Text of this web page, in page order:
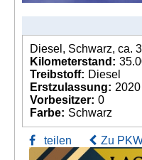
Diesel, Schwarz, ca.
Kilometerstand:
Treibstoff: Diesel
Erstzulassung: 2020
Vorbesitzer: 0
Farbe: Schwarz
teilen Zu